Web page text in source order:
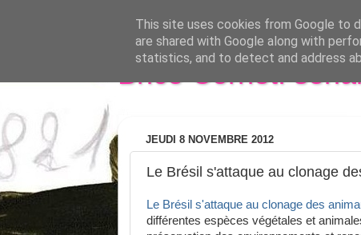
Brice Cornet:
JEUDI 8 NOVEMBRE 2012
Le Brésil s'attaque au clonage
Le Brésil s'attaque au clonage des
différentes espèces végétales et
This site uses cookies from Google to
are shared with Google along with
statistics, and to detect and address